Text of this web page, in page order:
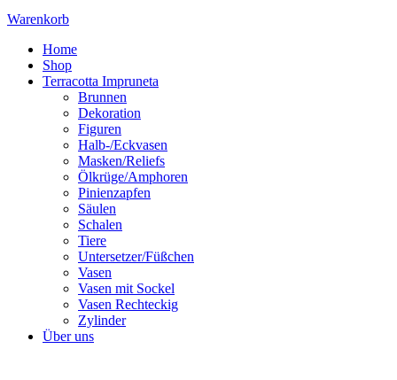
Warenkorb
Home
Shop
Terracotta Impruneta
Brunnen
Dekoration
Figuren
Halb-/Eckvasen
Masken/Reliefs
Ölkrüge/Amphoren
Pinienzapfen
Säulen
Schalen
Tiere
Untersetzer/Füßchen
Vasen
Vasen mit Sockel
Vasen Rechteckig
Zylinder
Über uns